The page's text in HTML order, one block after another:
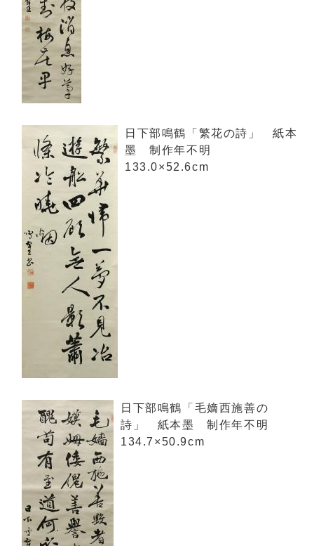
日下部鳴鶴「繁花の詩」 紙本
墨 制作年不明
133.0×52.6cm
日下部鳴鶴「毛嫡西施善の
詩」 紙本墨 制作年不明
134.7×50.9cm